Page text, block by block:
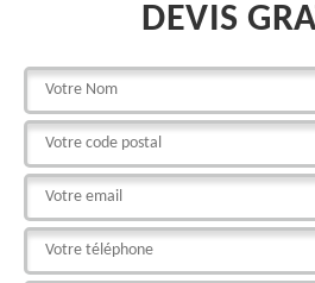
DEVIS